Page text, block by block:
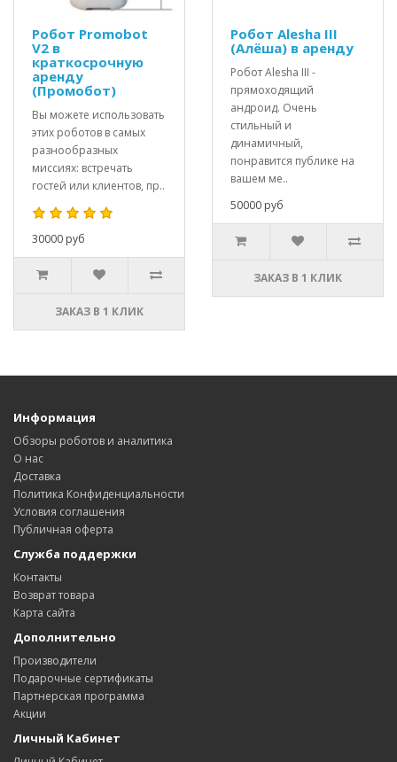
Робот Promobot
V2 в
краткосрочную
аренду
(Промобот)
Вы можете использовать
этих роботов в самых
разнообразных
миссиях: встречать
гостей или клиентов, пр..
30000 руб
ЗАКАЗ В 1 КЛИК
Робот Alesha III
(Алёша) в аренду
Робот Alesha III -
прямоходящий
андроид. Очень
стильный и
динамичный,
понравится публике на
вашем ме..
50000 руб
ЗАКАЗ В 1 КЛИК
Информация
Обзоры роботов и аналитика
О нас
Доставка
Политика Конфиденциальности
Условия соглашения
Публичная оферта
Служба поддержки
Контакты
Возврат товара
Карта сайта
Дополнительно
Производители
Подарочные сертификаты
Партнерская программа
Акции
Личный Кабинет